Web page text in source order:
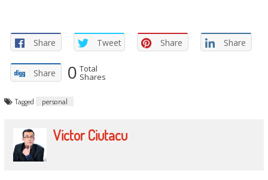
Share Tweet Share Share
Share 0 Total
Shares
Tagged personal
Victor Ciutacu